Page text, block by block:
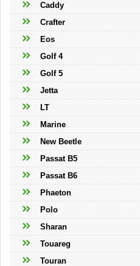
Caddy
Crafter
Eos
Golf 4
Golf 5
Jetta
LT
Marine
New Beetle
Passat B5
Passat B6
Phaeton
Polo
Sharan
Touareg
Touran